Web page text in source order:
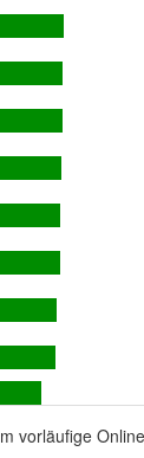
vorläufige